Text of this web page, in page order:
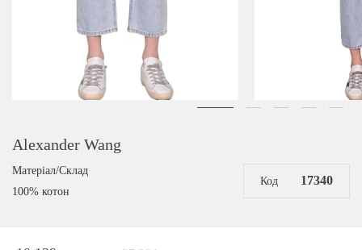
Alexander Wang
Матеріал/Склад
100% котон
Код 17340